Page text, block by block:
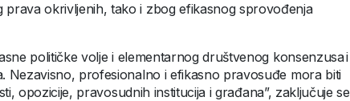
okrivljenih, tako i zbog efikasnog sprovođenja
političke volje i elementarnog društvenog konsenzusa i
Nezavisno, profesionalno i efikasno pravosuđe mora biti
opozicije, pravosudnih institucija i građana”, zaključuje se